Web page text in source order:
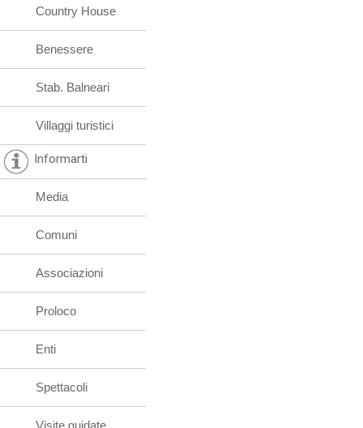
Country House
Benessere
Stab. Balneari
Villaggi turistici
Informarti
Media
Comuni
Associazioni
Proloco
Enti
Spettacoli
Visite guidate